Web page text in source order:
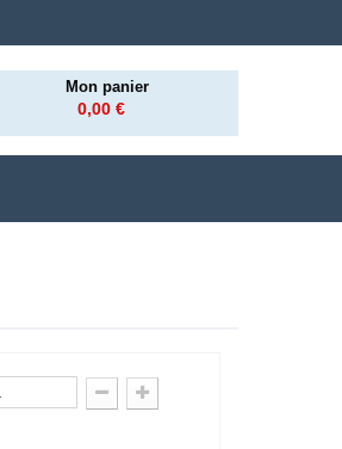
Mon panier
0,00 €